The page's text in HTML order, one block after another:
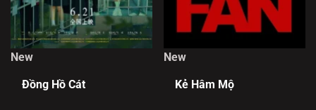
New
Đồng Hồ Cát
New
Kẻ Hâm Mộ